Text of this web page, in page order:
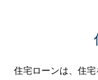
住宅ローンは、住